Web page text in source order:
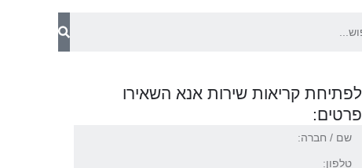
לפתיחת קריאות שירות אנא השאירו
פרטים: